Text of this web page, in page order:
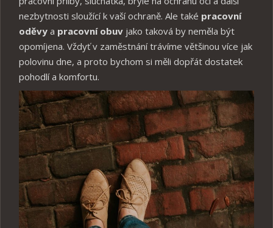
nezbytnosti sloužící k vaší ochraně. Ale také pracovní
oděvy a pracovní obuv jako taková by neměla být
opomíjena. Vždyť v zaměstnání trávíme většinou více jak
polovinu dne, a proto bychom si měli dopřát dostatek
pohodlí a komfortu.